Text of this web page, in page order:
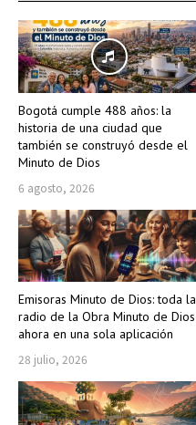
Bogotá cumple 488 años: la
historia de una ciudad que
también se construyó desde el
Minuto de Dios
6 agosto, 2026
Emisoras Minuto de Dios: toda la
radio de la Obra Minuto de Dios
ahora en una sola aplicación
28 julio, 2026